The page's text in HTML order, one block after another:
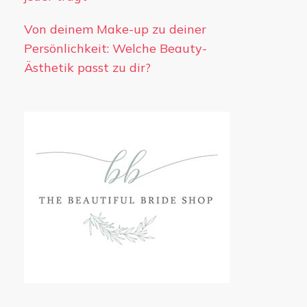
Von deinem Make-up zu deiner
Persönlichkeit: Welche Beauty-
Ästhetik passt zu dir?